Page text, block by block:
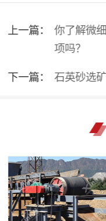
上一篇：
你了解微
项吗？
下一篇：
石英砂选